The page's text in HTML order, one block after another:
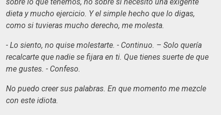
dieta y mucho ejercicio. Y el simple hecho que lo digas,
como si tuvieras mucho derecho, me molesta.
- Lo siento, no quise molestarte. - Continuo. – Solo quería
recalcarte que nadie se fijara en ti. Que tienes suerte de que
me gustes. - Confeso.
No puedo creer sus palabras. En que momento me mezcle
con este idiota.